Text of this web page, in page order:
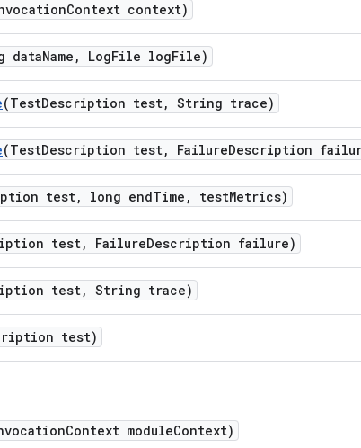
Context context)
dataName , LogFile logFile)
(TestDescription test, String trace)
(TestDescription test, FailureDescription
test, long endTime , testMetrics)
test, FailureDescription failure)
test, String trace)
test)
Context moduleContext)